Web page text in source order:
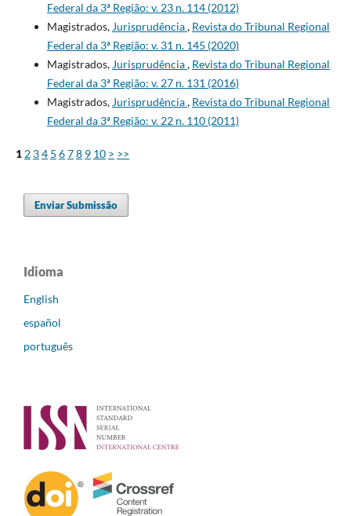
Federal da 3ª Região: v. 23 n. 114 (2012)
Magistrados, Jurisprudência, Revista do Tribunal Regional
Federal da 3ª Região: v. 31 n. 145 (2020)
Magistrados, Jurisprudência, Revista do Tribunal Regional
Federal da 3ª Região: v. 27 n. 131 (2016)
Magistrados, Jurisprudência, Revista do Tribunal Regional
Federal da 3ª Região: v. 22 n. 110 (2011)
1 2 34 5 678 9 10 > >>
Enviar Submissão
Idioma
English
español
português